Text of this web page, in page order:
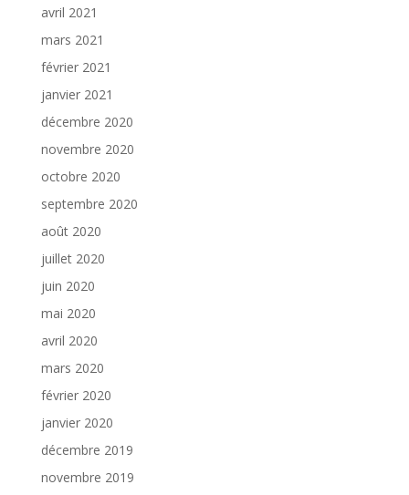
avril 2021
mars 2021
février 2021
janvier 2021
décembre 2020
novembre 2020
octobre 2020
septembre 2020
août 2020
juillet 2020
juin 2020
mai 2020
avril 2020
mars 2020
février 2020
janvier 2020
décembre 2019
novembre 2019